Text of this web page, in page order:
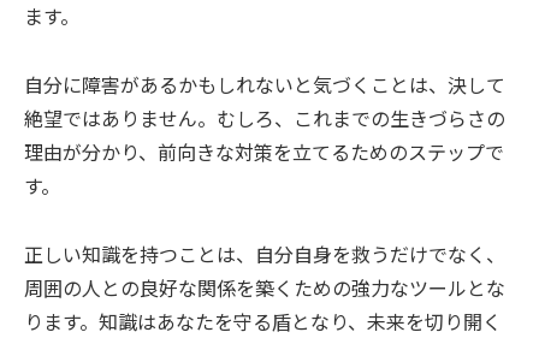
ます。
自分に障害があるかもしれないと気づくことは、決して
絶望ではありません。むしろ、これまでの生きづらさの
理由が分かり、前向きな対策を立てるためのステップで
す。
正しい知識を持つことは、自分自身を救うだけでなく、
周囲の人との良好な関係を築くための強力なツールとな
ります。知識はあなたを守る盾となり、未来を切り開く